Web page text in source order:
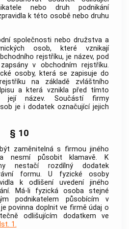
nebo druh podnikání
k této osobě nebo druhu
společnosti nebo družstvaa
osob, které vznikají
rejstříku, je název, pod
v obchodním rejstříku.
osoby, která se zapisuje do
na základě zvláštního
a která vznikla před tímto
její název. Součástí firmy
je i dodatek označující jejich
§ 10
zaměnitelná s firmou jiného
nesmí působit klamavě. K
nestačí rozdílný dodatek
formu. U fyzické osoby
k odlišení uvedení jiného
. Má-li fyzická osoba stejné
podnikatelem působícím v
povinna doplnit ve firmě údaj o
odlišujícím dodatkem ve
1.